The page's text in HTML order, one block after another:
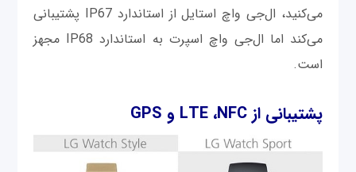
می‌کنید، ال‌جی واچ استایل از استاندارد IP67 پشتیبانی
می‌کند اما ال‌جی واچ اسپرت به استاندارد IP68 مجهز
است.
پشتیبانی از LTE ،NFC و GPS